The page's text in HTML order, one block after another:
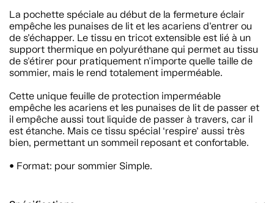
La pochette spéciale au début de la fermeture éclair
empêche les punaises de lit et les acariens d’entrer ou
de s’échapper. Le tissu en tricot extensible est lié à un
support thermique en polyuréthane qui permet au tissu
de s'étirer pour pratiquement n'importe quelle taille de
sommier, mais le rend totalement imperméable.
Cette unique feuille de protection imperméable
empêche les acariens et les punaises de lit de passer et
il empêche aussi tout liquide de passer à travers, car il
est étanche. Mais ce tissu spécial ‘respire’ aussi très
bien, permettant un sommeil reposant et confortable.
• Format: pour sommier Simple.